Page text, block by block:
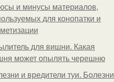
и минусы материалов,
для конопатки и
для вишни. Какая
может опылять черешню
и вредители туи. Болезни